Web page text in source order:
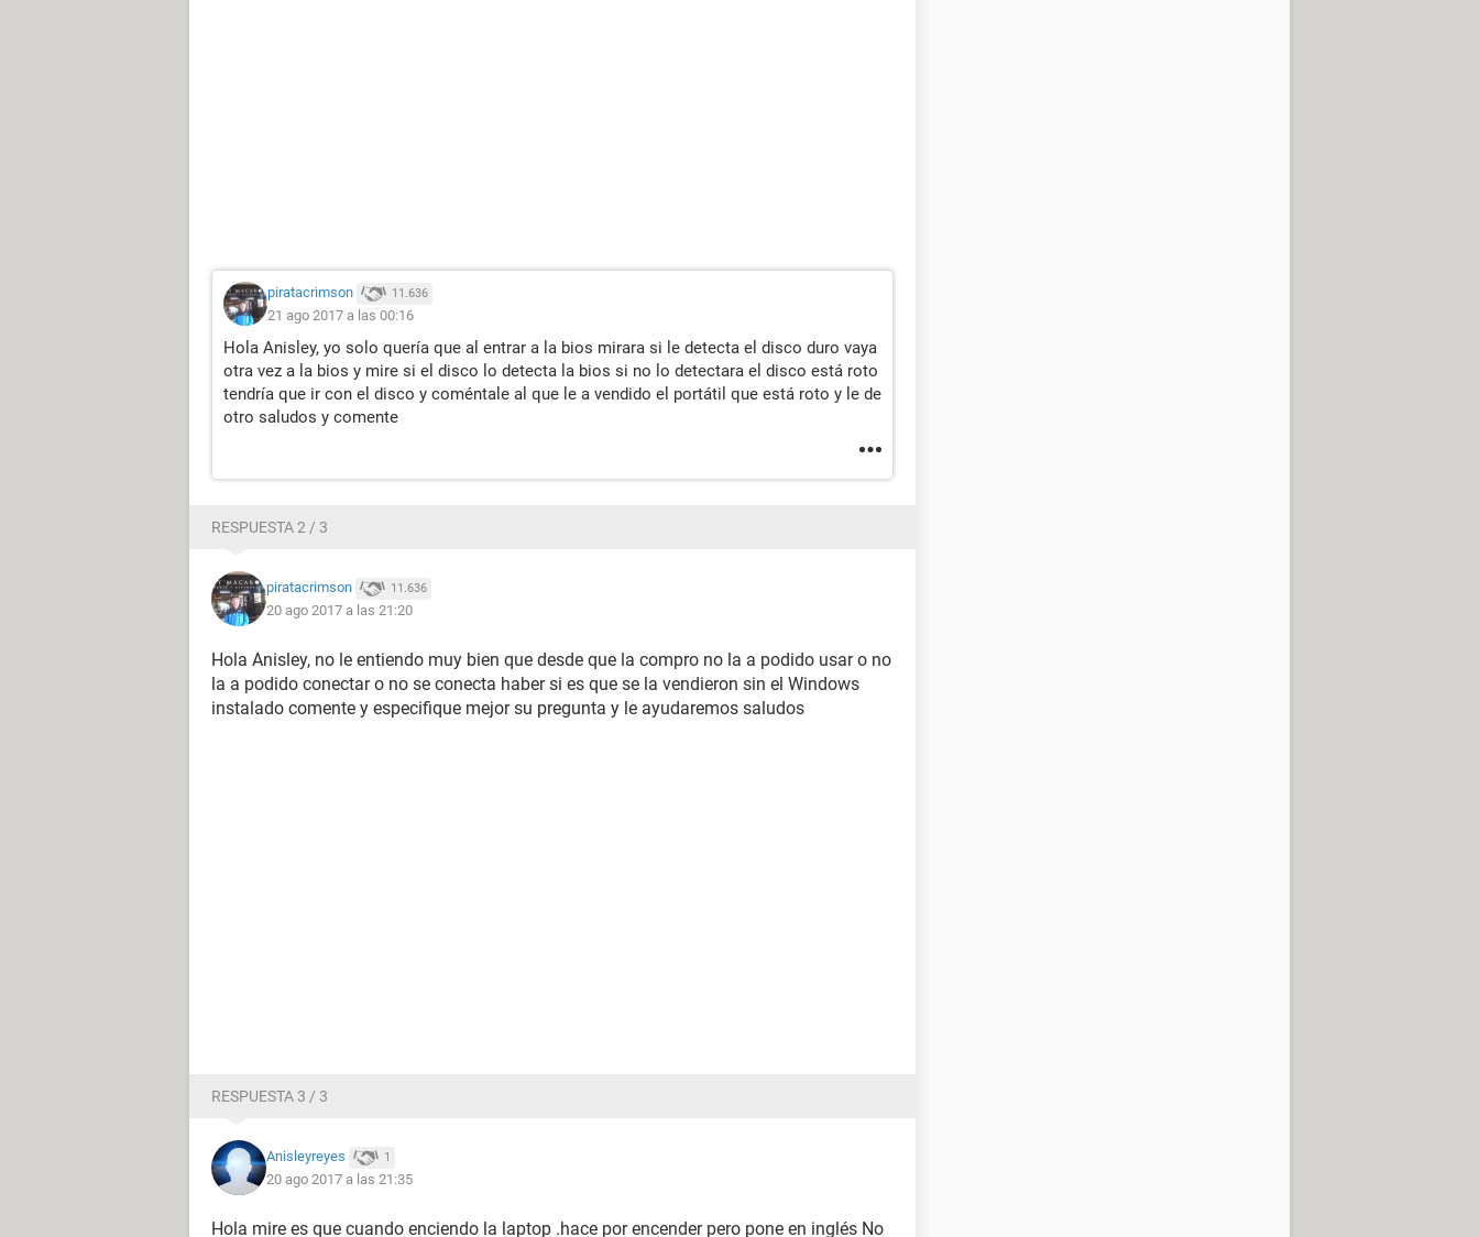
piratacrimson 11.636
21 ago 2017 a las 00:16
Hola Anisley, yo solo quería que al entrar a la bios mirara si le detecta el disco duro vaya
otra vez a la bios y mire si el disco lo detecta la bios si no lo detectara el disco está roto
tendría que ir con el disco y coméntale al que le a vendido el portátil que está roto y le de
otro saludos y comente
RESPUESTA 2 / 3
piratacrimson 11.636
20 ago 2017 a las 21:20
Hola Anisley, no le entiendo muy bien que desde que la compro no la a podido usar o no
la a podido conectar o no se conecta haber si es que se la vendieron sin el Windows
instalado comente y especifique mejor su pregunta y le ayudaremos saludos
RESPUESTA 3 / 3
Anisleyreyes 1
20 ago 2017 a las 21:35
Hola mire es que cuando enciendo la laptop .hace por encender pero pone en inglés No